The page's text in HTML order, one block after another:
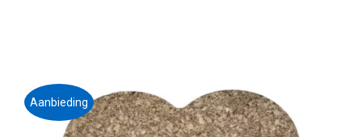
Aanbieding